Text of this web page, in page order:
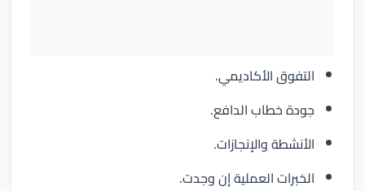
التفوق الأكاديمي.
جودة خطاب الدافع.
الأنشطة والإنجازات.
الخبرات العملية إن وجدت.